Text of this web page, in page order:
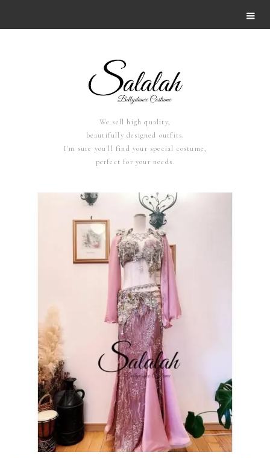
We sell high quality,
beautifully designed outfits.
I'm sure you'll find your special costume,
perfect for your needs.